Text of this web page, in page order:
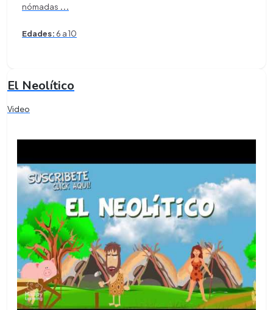
nómadas ...
Edades: 6 a 10
El Neolítico
Video